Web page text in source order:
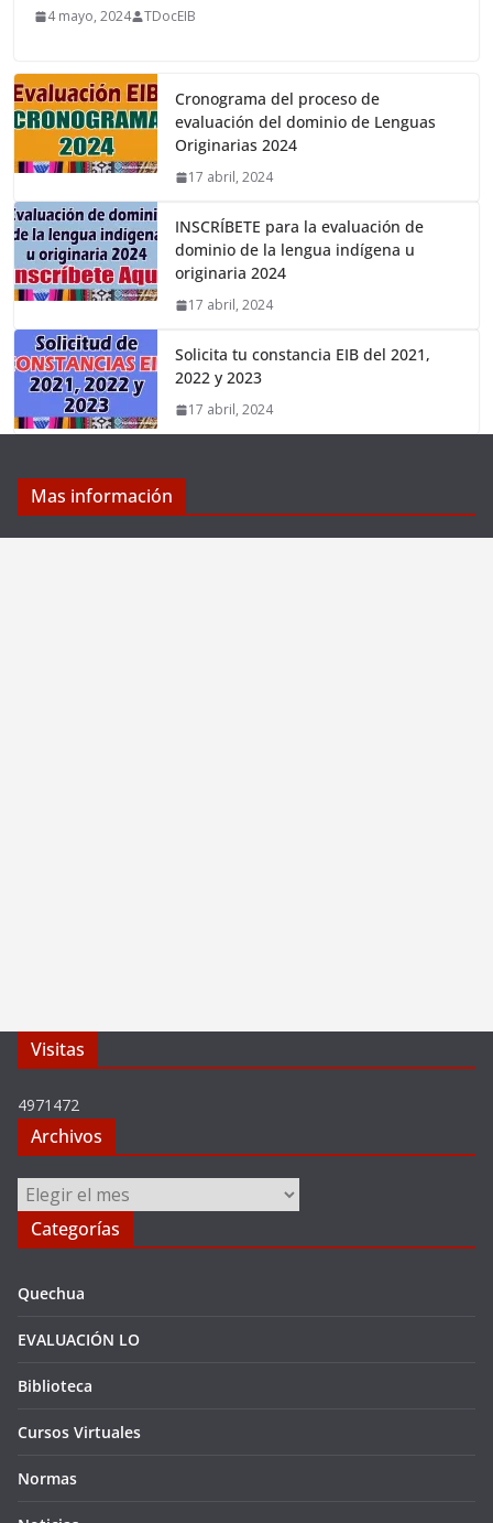
4 mayo, 2024 TDocEIB
Cronograma del proceso de
evaluación del dominio de Lenguas
Originarias 2024
17 abril, 2024
INSCRÍBETE para la evaluación de
dominio de la lengua indígena u
originaria 2024
17 abril, 2024
Solicita tu constancia EIB del 2021,
2022 y 2023
17 abril, 2024
Mas información
Visitas
4971472
Archivos
Archivos
Categorías
Quechua
EVALUACIÓN LO
Biblioteca
Cursos Virtuales
Normas